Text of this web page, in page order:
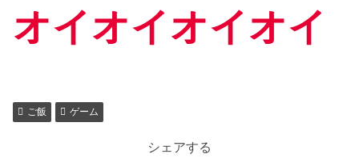
オイオイオイオイ
ご飯 ゲーム
シェアする